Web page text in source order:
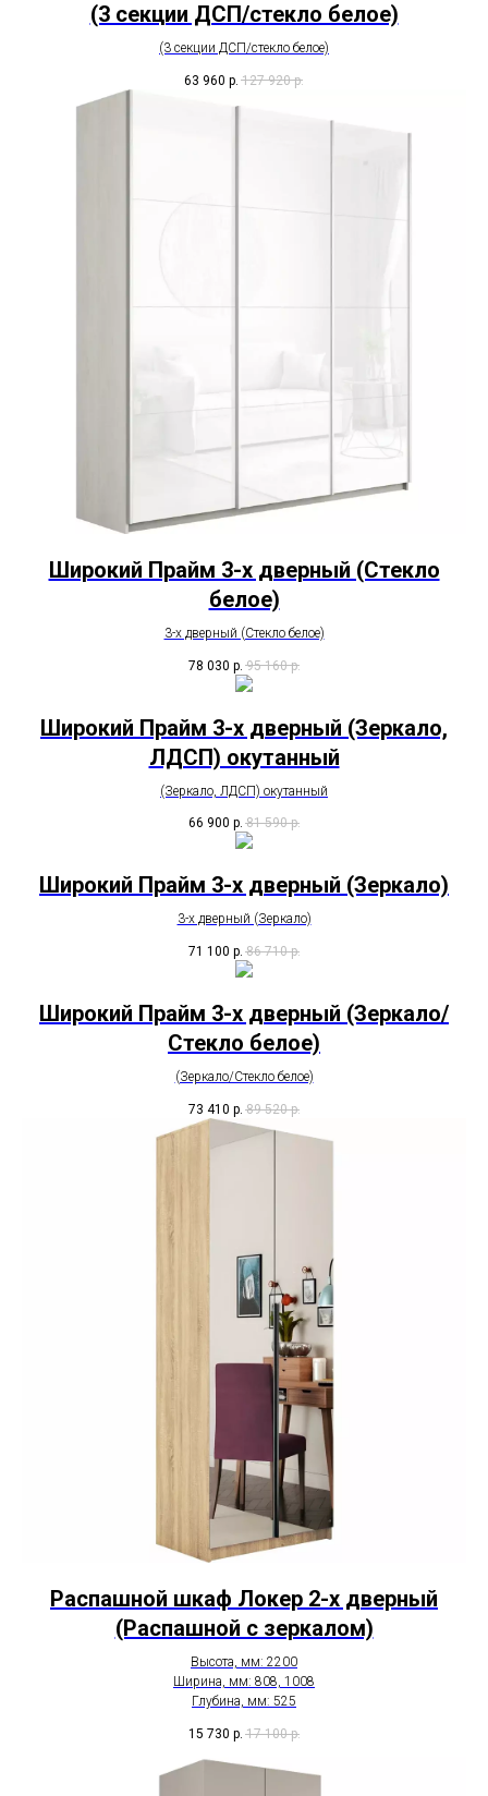
(3 секции ДСП/стекло белое)
(3 секции ДСП/стекло белое)
63 960 р. 127 920 р.
Широкий Прайм 3-х дверный (Стекло
белое)
3-х дверный (Стекло белое)
78 030 р. 95 160 р.
Широкий Прайм 3-х дверный (Зеркало,
ЛДСП) окутанный
(Зеркало, ЛДСП) окутанный
66 900 р. 81 590 р.
Широкий Прайм 3-х дверный (Зеркало)
3-х дверный (Зеркало)
71 100 р. 86 710 р.
Широкий Прайм 3-х дверный (Зеркало/
Стекло белое)
(Зеркало/Стекло белое)
73 410 р. 89 520 р.
Распашной шкаф Локер 2-х дверный
(Распашной с зеркалом)
Высота, мм: 2200
Ширина, мм: 808, 1008
Глубина, мм: 525
15 730 р. 17 100 р.